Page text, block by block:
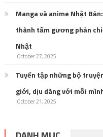
Manga và anime Nhật
thành tấm gương phản
Nhật
October 27, 2025
Tuyển tập những bộ
giới, dịu dàng với mỗi
October 21, 2025